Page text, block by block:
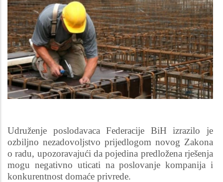
Udruženje poslodavaca Federacije BiH izrazilo je
ozbiljno nezadovoljstvo prijedlogom novog Zakona
o radu, upozoravajući da pojedina predložena rješenja
mogu negativno uticati na poslovanje kompanija i
konkurentnost domaće privrede.